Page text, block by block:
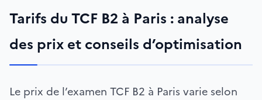
Tarifs du TCF B2 à Paris : analyse
des prix et conseils d’optimisation
Le prix de l’examen TCF B2 à Paris varie selon